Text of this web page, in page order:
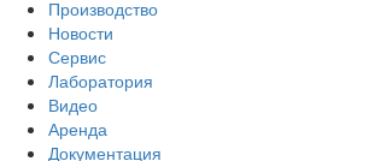
Производство
Новости
Сервис
Лаборатория
Видео
Аренда
Документация